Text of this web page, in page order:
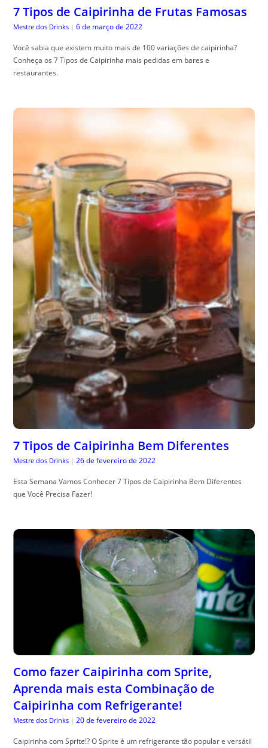
7 Tipos de Caipirinha de Frutas Famosas
Mestre dos Drinks | 6 de março de 2022
Você sabia que existem muito mais de 100 variações de caipirinha?
Conheça os 7 Tipos de Caipirinha mais pedidas em bares e
restaurantes.
7 Tipos de Caipirinha Bem Diferentes
Mestre dos Drinks | 26 de fevereiro de 2022
Esta Semana Vamos Conhecer 7 Tipos de Caipirinha Bem Diferentes
que Você Precisa Fazer!
Como fazer Caipirinha com Sprite,
Aprenda mais esta Combinação de
Caipirinha com Refrigerante!
Mestre dos Drinks | 20 de fevereiro de 2022
Caipirinha com Sprite!? O Sprite é um refrigerante tão popular e versátil